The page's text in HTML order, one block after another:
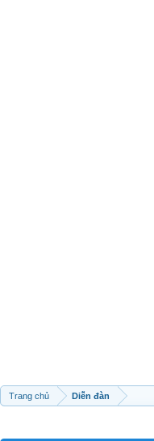
Trang chủ Diễn đàn